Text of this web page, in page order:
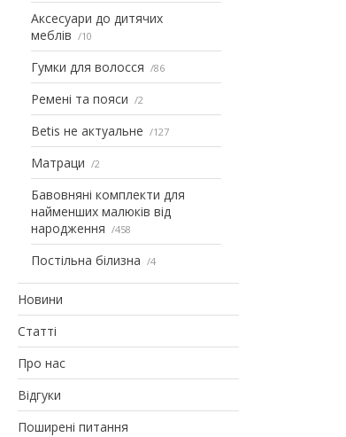
Аксесуари до дитячих
меблів
10
Гумки для волосся 86
Ремені та пояси 2
Betis не актуальне 127
Матраци 2
Бавовняні комплекти для
найменших малюків від
народження
458
Постільна білизна 4
Новини
Статті
Про нас
Відгуки
Поширені питання